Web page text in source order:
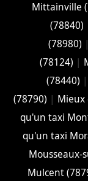
Mittainville
(78840)
(78980) |
(78124) |
(78440) |
(78790) | Mieux
qu'un taxi
qu'un taxi
Mousseaux-
Mulcent